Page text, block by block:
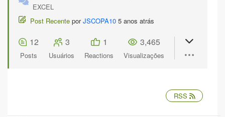
EXCEL
Post Recente por JSCOPA10 5 anos atrás
12
Posts
3
Usuários
1
Reactions
3,465
Visualizações
RSS